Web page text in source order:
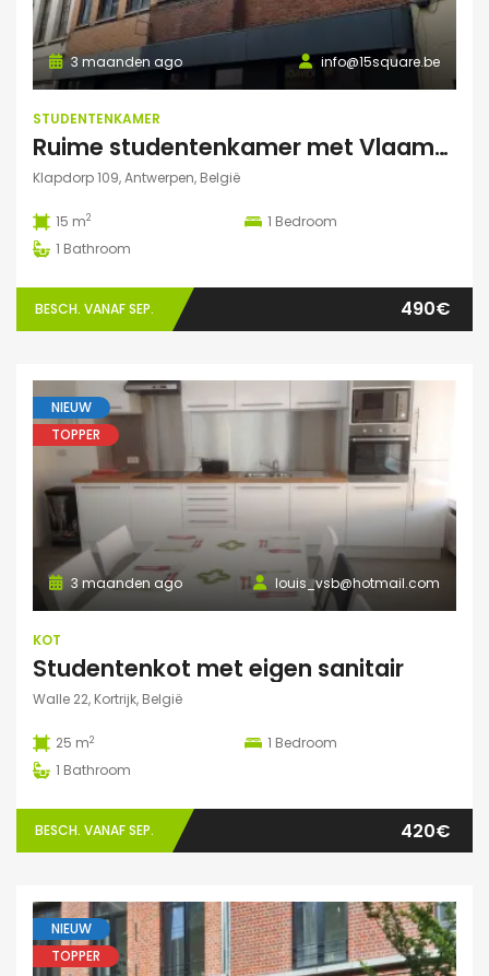
info@15square.be
3 maanden ago
STUDENTENKAMER
Ruime studentenkamer met Vlaams kotlabel, voorzien van eigen douche en lavabo, in kleinschalige residentie
Klapdorp 109, Antwerpen, België
15 m2 1 Bedroom
1 Bathroom
BESCH. VANAF SEP. 490€
NIEUW
TOPPER
louis_vsb@hotmail.com
3 maanden ago
KOT
Studentenkot met eigen sanitair
Walle 22, Kortrijk, België
25 m2 1 Bedroom
1 Bathroom
BESCH. VANAF SEP. 420€
NIEUW
TOPPER